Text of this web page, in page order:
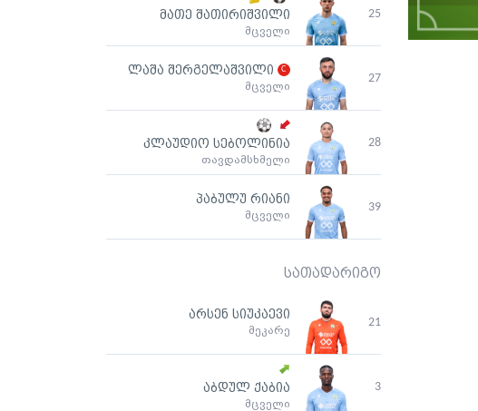
25
მათე შათირიშვილი
მცველი
27
ლაშა შერგელაშვილი
მცველი
28
კლაუდიო სებოლინია
თავდამსხმელი
39
პაბულუ რიანი
მცველი
სათადარიგო
21
არსენ სიუკაევი
მეკარე
3
აბდულ ქაბია
მცველი